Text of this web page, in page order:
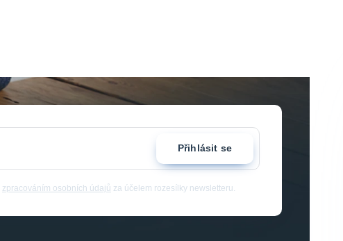
Přihlásit se
zpracováním osobních údajů za účelem rozesílky newsletteru.